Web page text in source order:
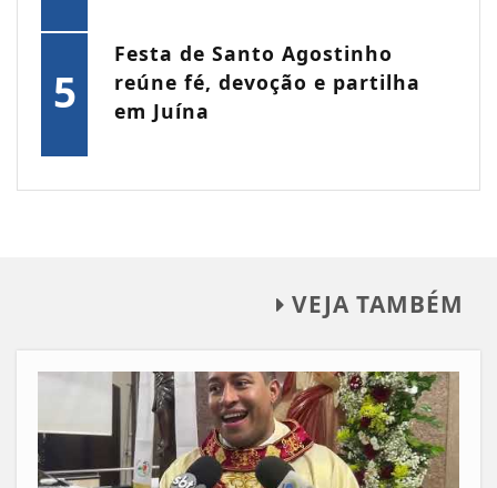
5
Festa de Santo Agostinho
reúne fé, devoção e partilha
em Juína
VEJA TAMBÉM